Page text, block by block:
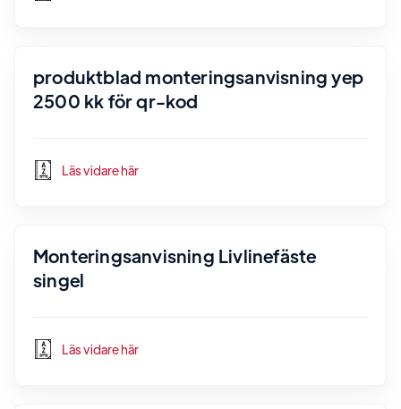
produktblad monteringsanvisning yep
2500 kk för qr-kod
Läs vidare här
Monteringsanvisning Livlinefäste
singel
Läs vidare här